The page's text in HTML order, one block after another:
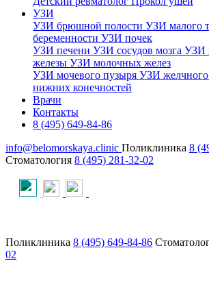
УЗИ
УЗИ брюшной полости УЗИ малого
беременности УЗИ почек
УЗИ печени УЗИ сосудов мозга УЗИ
железы УЗИ молочных желез
УЗИ мочевого пузыря УЗИ
нижних конечностей
Врачи
Контакты
8 (495) 649-84-86
info@belomorskaya.clinic Поликлиника 8
Стоматология 8 (495) 281-32-02
Поликлиника 8 (495) 649-84-86
02